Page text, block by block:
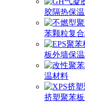
胶隔热保
苯颗粒复
板外墙保
温材料
挤塑聚苯